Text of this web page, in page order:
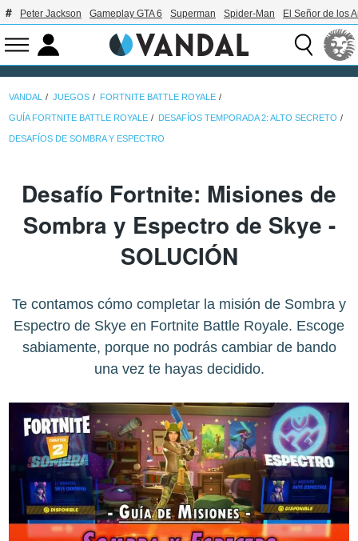
Peter Jackson Gameplay GTA 6 Superman Spider-Man El Señor de los
VANDAL JUEGOS FORTNITE BATTLE ROYALE
GUÍA FORTNITE BATTLE ROYALE DESAFÍOS TEMPORADA 2: ALTO SECRETO
DESAFÍOS DE SOMBRA Y ESPECTRO
Desafío Fortnite: Misiones de
Sombra y Espectro de Skye -
SOLUCIÓN
Te contamos cómo completar la misión de Sombra y
Espectro de Skye en Fortnite Battle Royale. Escoge
sabiamente, porque no podrás cambiar de bando
una vez te hayas decidido.